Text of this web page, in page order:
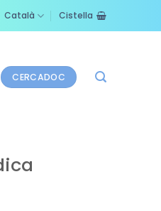
Català Cistella
CERCADOC